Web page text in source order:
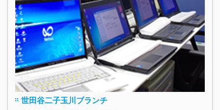
世田谷二子玉川ブランチ